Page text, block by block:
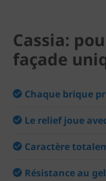
Cassia:
façade
Chaque brique
Le relief joue
Caractère
Résistance au